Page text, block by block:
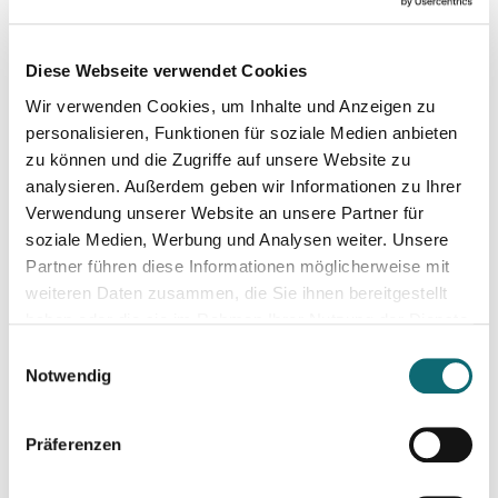
Diese Webseite verwendet Cookies
Wir verwenden Cookies, um Inhalte und Anzeigen zu
personalisieren, Funktionen für soziale Medien anbieten
zu können und die Zugriffe auf unsere Website zu
analysieren. Außerdem geben wir Informationen zu Ihrer
Verwendung unserer Website an unsere Partner für
soziale Medien, Werbung und Analysen weiter. Unsere
Partner führen diese Informationen möglicherweise mit
weiteren Daten zusammen, die Sie ihnen bereitgestellt
Notwendig
Präferenzen
11.03.2026
19.03.2026
Elections in Denmark: Will the Greenland standoff help
26.03.2026
Elections in Hungary: national and international impact of
Creative Writing für Journalist:innen
10.04.2026